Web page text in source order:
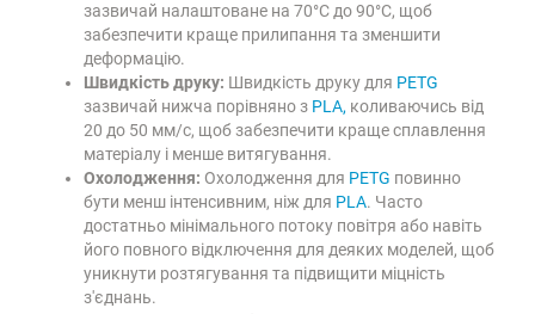
зазвичай налаштоване на 70°C до 90°C, щоб
забезпечити краще прилипання та зменшити
деформацію.
Швидкість друку: Швидкість друку для PETG
зазвичай нижча порівняно з PLA, коливаючись від
20 до 50 мм/с, щоб забезпечити краще сплавлення
матеріалу і менше витягування.
Охолодження: Охолодження для PETG повинно
бути менш інтенсивним, ніж для PLA. Часто
достатньо мінімального потоку повітря або навіть
його повного відключення для деяких моделей, щоб
уникнути розтягування та підвищити міцність
з'єднань.